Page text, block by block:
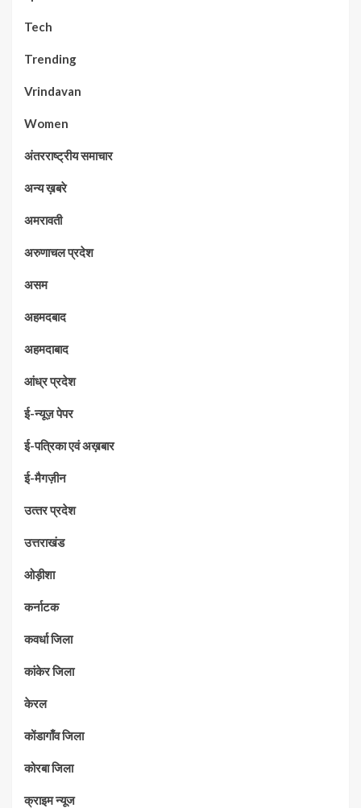
Tech
Trending
Vrindavan
Women
अंतरराष्ट्रीय समाचार
अन्य ख़बरे
अमरावती
अरुणाचल प्रदेश
असम
अहमदबाद
अहमदाबाद
आंध्र प्रदेश
ई-न्यूज़ पेपर
ई-पत्रिका एवं अख़बार
ई-मैगज़ीन
उत्‍तर प्रदेश
उत्तराखंड
ओड़ीशा
कर्नाटक
कवर्धा जिला
कांकेर जिला
केरल
कोंडागाँव जिला
कोरबा जिला
क्राइम न्यूज